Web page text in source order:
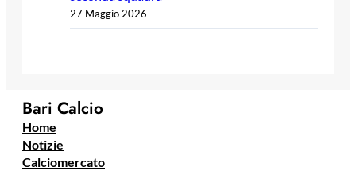
27 Maggio 2026
Bari Calcio
Home
Notizie
Calciomercato